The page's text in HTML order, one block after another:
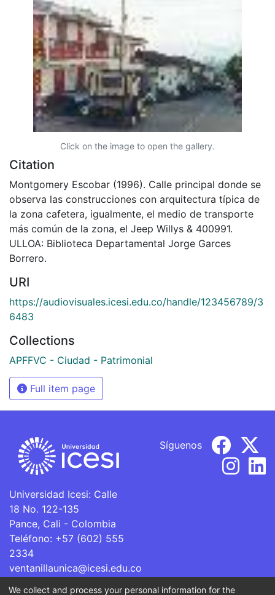
Click on the image to open the gallery.
Citation
Montgomery Escobar (1996). Calle principal donde se
observa las construcciones con arquitectura típica de
la zona cafetera, igualmente, el medio de transporte
más común de la zona, el Jeep Willys & 400991.
ULLOA: Biblioteca Departamental Jorge Garces
Borrero.
URI
https://audiovisuales.icesi.edu.co/handle/123456789/3
6483
Collections
APFFVC - Ciudad - Patrimonial
Full item page
Universidad Icesi: Calle
18 No. 122-135
Pance, Cali - Colombia
Teléfono: +57 (602) 555
2334
ventanillaunica@icesi.edu.co
Síguenos
We collect and process your personal information for the